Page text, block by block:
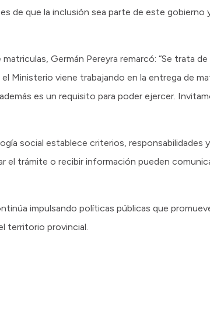
de que la inclusión sea parte de este gobierno
Germán Pereyra remarcó: “Se trata
Ministerio viene trabajando en la entrega de
es un requisito para poder ejercer.
social establece criterios, responsabilidades
el trámite o recibir información pueden
impulsando políticas públicas que
territorio provincial.